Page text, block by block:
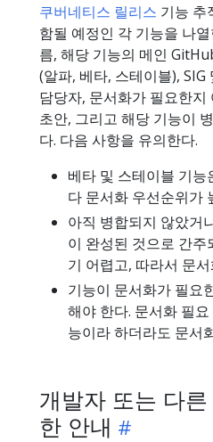
쿠버네티스 릴리스 기능 추
함될 예정인 각 기능을 나
름, 해당 기능의 메인
(알파, 베타, 스테이블),
담당자, 문서화가 필요한
초안, 그리고 해당 기능이
다. 다음 사항을 유의한다.
베타 및 스테이블 기
다 문서화 우선순위가
아직 병합되지 않았거
이 완성된 것으로 간
기 어렵고, 따라서 문
기능이 문서화가 필요
해야 한다. 문서화 필
능이라 하더라도 문서
개발자 또는 다
한 안내